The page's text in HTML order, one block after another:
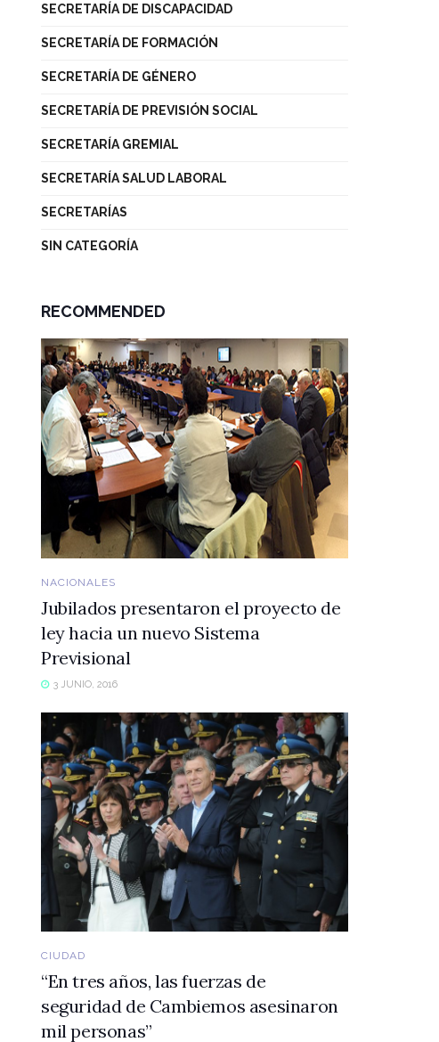
SECRETARÍA DE DISCAPACIDAD
SECRETARÍA DE FORMACIÓN
SECRETARÍA DE GÉNERO
SECRETARÍA DE PREVISIÓN SOCIAL
SECRETARÍA GREMIAL
SECRETARÍA SALUD LABORAL
SECRETARÍAS
SIN CATEGORÍA
RECOMMENDED
NACIONALES
Jubilados presentaron el proyecto de
ley hacia un nuevo Sistema
Previsional
3 JUNIO, 2016
CIUDAD
“En tres años, las fuerzas de
seguridad de Cambiemos asesinaron
mil personas”